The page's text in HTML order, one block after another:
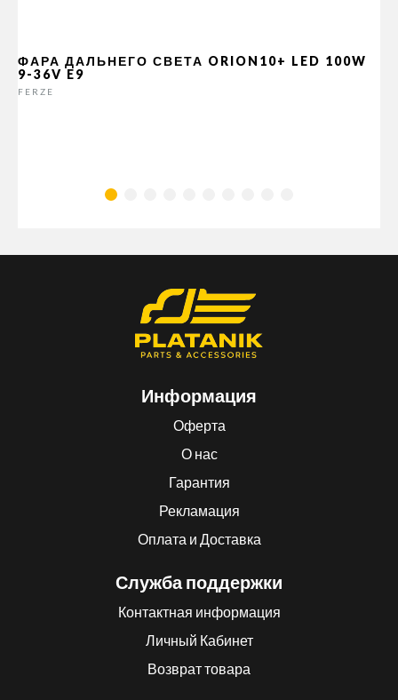
ФАРА ДАЛЬНЕГО СВЕТА ORION10+ LED 100W
9-36V E9
FERZE
Информация
Оферта
О нас
Гарантия
Рекламация
Оплата и Доставка
Служба поддержки
Контактная информация
Личный Кабинет
Возврат товара